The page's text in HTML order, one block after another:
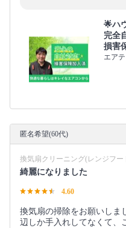
🌟ハ
完全
損害
エア
匿名希望(60代)
換気扇クリーニング(レンジフー
綺麗になりました
4.60
換気扇の掃除をお願いしま
辺しか手入れしてなくて、